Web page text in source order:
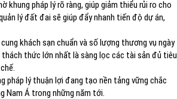
pháp lý rõ ràng, giúp giảm thiểu rủi ro cho
lý đất đai sẽ giúp đẩy nhanh tiến độ dự án,
khách sạn chuẩn và số lượng thương vụ ngày
thách thức lớn nhất là sàng lọc các tài sản đủ tiêu
pháp lý thuận lợi đang tạo nền tảng vững chắc
Nam Á trong những năm tới.